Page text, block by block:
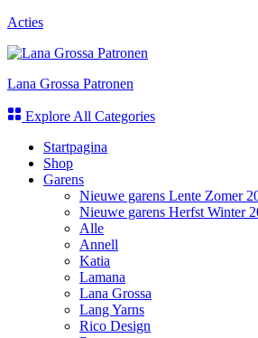
Acties
Lana Grossa Patronen
Explore All Categories
Startpagina
Shop
Garens
Nieuwe garens Lente Zomer
Nieuwe garens Herfst Winter
Alle
Annell
Katia
Lamana
Lana Grossa
Lang Yarns
Rico Design